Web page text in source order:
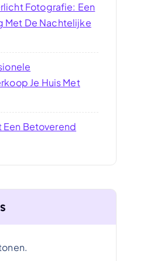
Fotografie: Een
Met De Nachtelijke
Je Huis Met
Een Betoverend